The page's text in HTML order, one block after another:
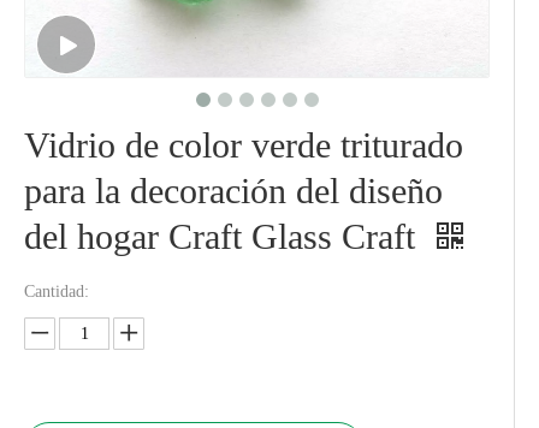
Vidrio de color verde triturado
para la decoración del diseño
del hogar Craft Glass Craft
Cantidad: